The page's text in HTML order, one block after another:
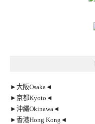
►大阪Osaka◄
►京都Kyoto◄
►沖繩Okinawa◄
►香港Hong Kong◄